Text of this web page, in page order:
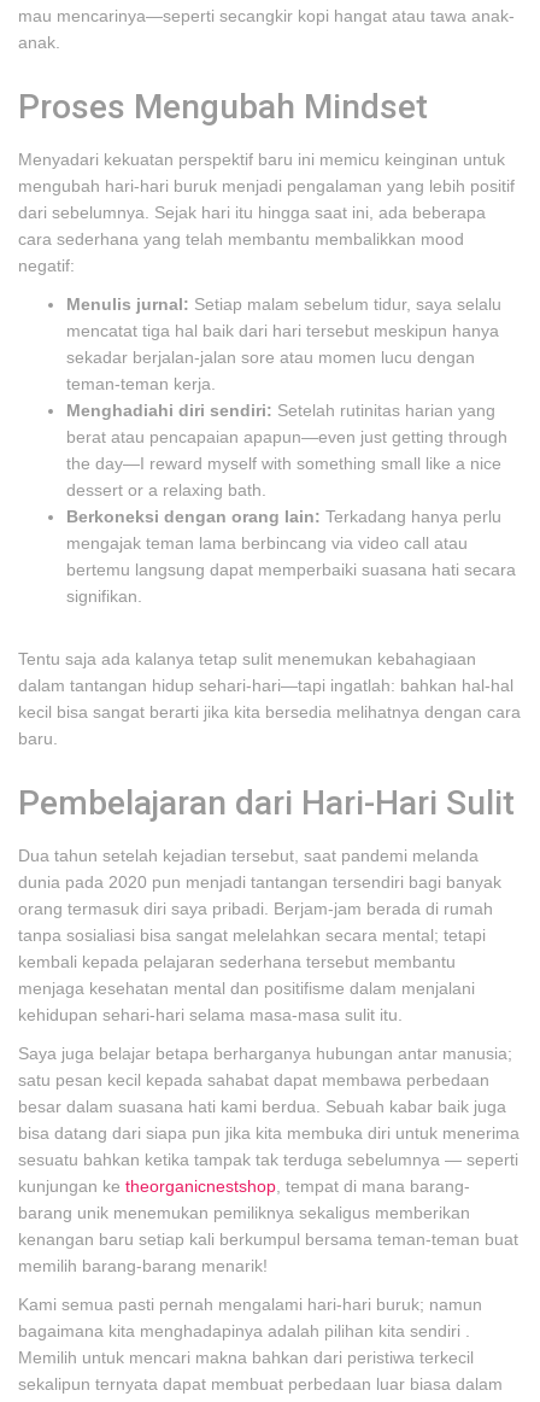
mau mencarinya—seperti secangkir kopi hangat atau tawa anak-
anak.
Proses Mengubah Mindset
Menyadari kekuatan perspektif baru ini memicu keinginan untuk
mengubah hari-hari buruk menjadi pengalaman yang lebih positif
dari sebelumnya. Sejak hari itu hingga saat ini, ada beberapa
cara sederhana yang telah membantu membalikkan mood
negatif:
Menulis jurnal: Setiap malam sebelum tidur, saya selalu
mencatat tiga hal baik dari hari tersebut meskipun hanya
sekadar berjalan-jalan sore atau momen lucu dengan
teman-teman kerja.
Menghadiahi diri sendiri: Setelah rutinitas harian yang
berat atau pencapaian apapun—even just getting through
the day—I reward myself with something small like a nice
dessert or a relaxing bath.
Berkoneksi dengan orang lain: Terkadang hanya perlu
mengajak teman lama berbincang via video call atau
bertemu langsung dapat memperbaiki suasana hati secara
signifikan.
Tentu saja ada kalanya tetap sulit menemukan kebahagiaan
dalam tantangan hidup sehari-hari—tapi ingatlah: bahkan hal-hal
kecil bisa sangat berarti jika kita bersedia melihatnya dengan cara
baru.
Pembelajaran dari Hari-Hari Sulit
Dua tahun setelah kejadian tersebut, saat pandemi melanda
dunia pada 2020 pun menjadi tantangan tersendiri bagi banyak
orang termasuk diri saya pribadi. Berjam-jam berada di rumah
tanpa sosialiasi bisa sangat melelahkan secara mental; tetapi
kembali kepada pelajaran sederhana tersebut membantu
menjaga kesehatan mental dan positifisme dalam menjalani
kehidupan sehari-hari selama masa-masa sulit itu.
Saya juga belajar betapa berharganya hubungan antar manusia;
satu pesan kecil kepada sahabat dapat membawa perbedaan
besar dalam suasana hati kami berdua. Sebuah kabar baik juga
bisa datang dari siapa pun jika kita membuka diri untuk menerima
sesuatu bahkan ketika tampak tak terduga sebelumnya — seperti
kunjungan ke theorganicnestshop , tempat di mana barang-
barang unik menemukan pemiliknya sekaligus memberikan
kenangan baru setiap kali berkumpul bersama teman-teman buat
memilih barang-barang menarik!
Kami semua pasti pernah mengalami hari-hari buruk; namun
bagaimana kita menghadapinya adalah pilihan kita sendiri .
Memilih untuk mencari makna bahkan dari peristiwa terkecil
sekalipun ternyata dapat membuat perbedaan luar biasa dalam